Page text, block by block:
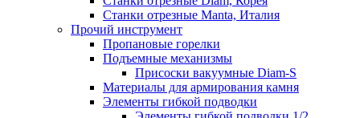
Станки отрезные Manta, Италия
Прочий инструмент
Пропановые горелки
Подъeмные механизмы
Присоски вакуумные Diam-S
Материалы для армирования камня
Элементы гибкой подводки